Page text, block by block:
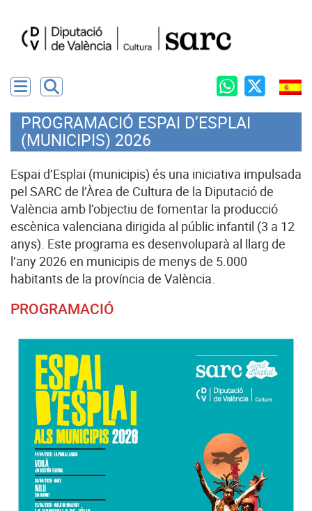
PROGRAMACIÓ ESPAI D’ESPLAI
(MUNICIPIS) 2026
Espai d’Esplai (municipis) és una iniciativa impulsada
pel SARC de l’Àrea de Cultura de la Diputació de
València amb l’objectiu de fomentar la producció
escènica valenciana dirigida al públic infantil (3 a 12
anys). Este programa es desenvoluparà al llarg de
l’any 2026 en municipis de menys de 5.000
habitants de la província de València.
PROGRAMACIÓ